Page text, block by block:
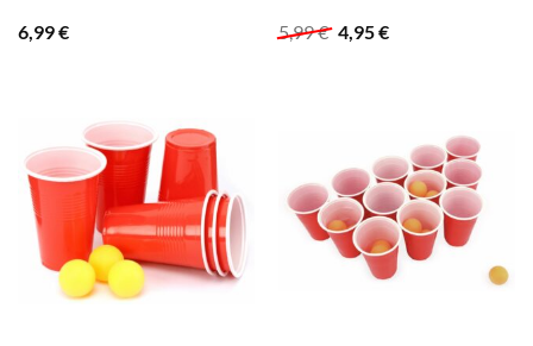
6,99€
5,99€ Ursprünglicher
4,95€Aktueller